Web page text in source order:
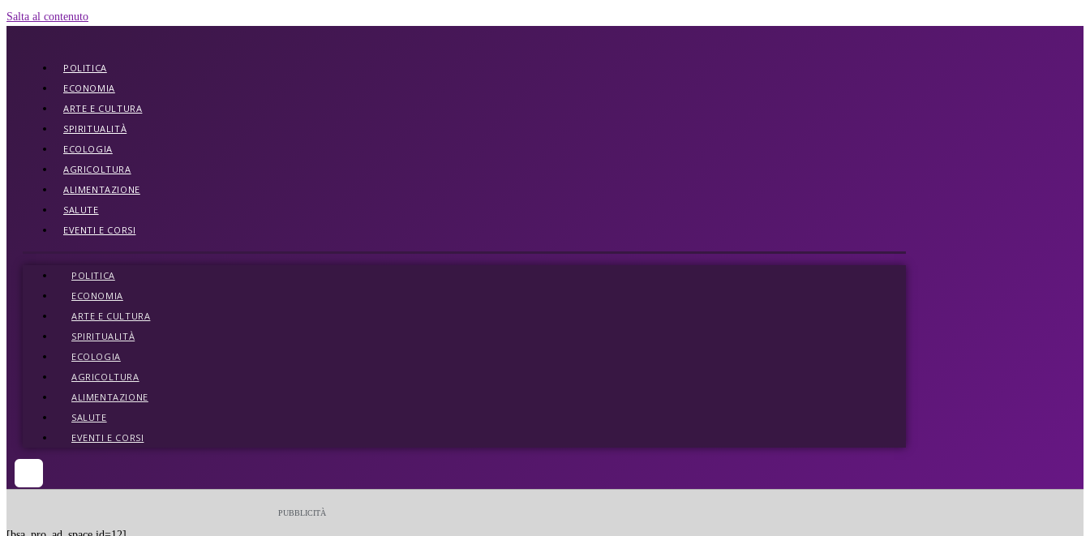
Salta al contenuto
POLITICA
ECONOMIA
ARTE E CULTURA
SPIRITUALITÀ
ECOLOGIA
AGRICOLTURA
ALIMENTAZIONE
SALUTE
EVENTI E CORSI
POLITICA
ECONOMIA
ARTE E CULTURA
SPIRITUALITÀ
ECOLOGIA
AGRICOLTURA
ALIMENTAZIONE
SALUTE
EVENTI E CORSI
PUBBLICITÀ